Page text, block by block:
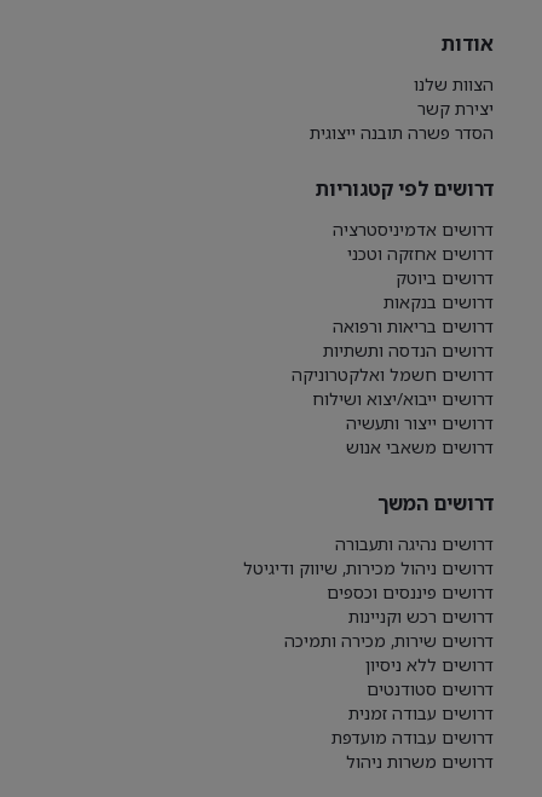
אודות
הצוות שלנו
יצירת קשר
הסדר פשרה תובנה ייצוגית
דרושים לפי קטגוריות
דרושים אדמיניסטרציה
דרושים אחזקה וטכני
דרושים ביוטק
דרושים בנקאות
דרושים בריאות ורפואה
דרושים הנדסה ותשתיות
דרושים חשמל ואלקטרוניקה
דרושים ייבוא/יצוא ושילוח
דרושים ייצור ותעשיה
דרושים משאבי אנוש
דרושים המשך
דרושים נהיגה ותעבורה
דרושים ניהול מכירות, שיווק ודיגיטל
דרושים פיננסים וכספים
דרושים רכש וקניינות
דרושים שירות, מכירה ותמיכה
דרושים ללא ניסיון
דרושים סטודנטים
דרושים עבודה זמנית
דרושים עבודה מועדפת
דרושים משרות ניהול